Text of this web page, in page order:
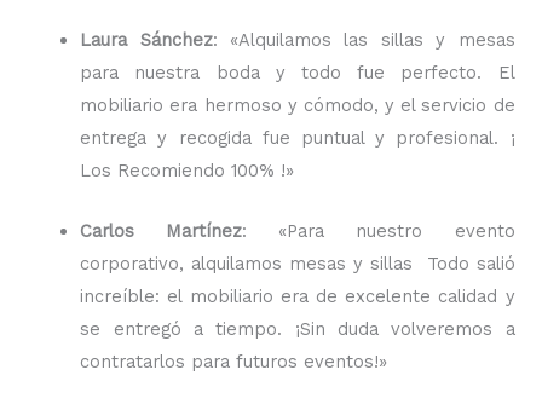
Laura Sánchez: «Alquilamos las sillas y mesas
para nuestra boda y todo fue perfecto. El
mobiliario era hermoso y cómodo, y el servicio de
entrega y recogida fue puntual y profesional. ¡
Los Recomiendo 100% !»
Carlos Martínez: «Para nuestro evento
corporativo, alquilamos mesas y sillas Todo salió
increíble: el mobiliario era de excelente calidad y
se entregó a tiempo. ¡Sin duda volveremos a
contratarlos para futuros eventos!»